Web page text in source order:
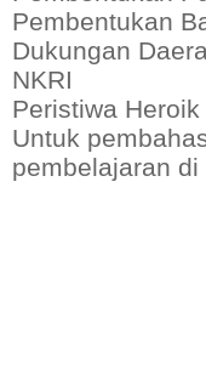
Pembentukan
Dukungan
NKRI
Peristiwa
Untuk
pembelajaran di